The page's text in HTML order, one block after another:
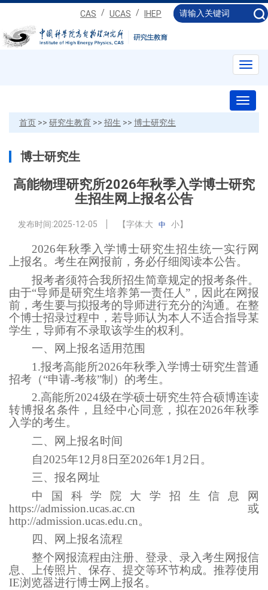
CAS / UCAS / IHEP
Toggle
首页 >> 研究生教育 >> 招生 >> 博士研究生
博士研究生
高能物理研究所2026年秋季入学博士研究
生招生网上报名公告
发布时间:2025-12-05 【字体:大 中 小】
2026年秋季入学博士研究生招生统一实行网
上报名。考生在网报前，务必仔细阅读本公告。
报考者须符合我所招生简章规定的报考条件。
由于“导师是研究生培养第一责任人”，因此在网报
前，考生要与拟报考的导师进行充分的沟通。在整
个博士招录过程中，若导师认为本人不适合指导某
学生，导师有不录取该学生的权利。
一、网上报名适用范围
1.报考高能所2026年秋季入学博士研究生普通
招考（“申请-考核”制）的考生。
2.高能所2024级在学硕士研究生符合硕博连读
转博报名条件，且经中心同意，拟在2026年秋季
入学的考生。
二、网上报名时间
自2025年12月8日至2026年1月2日。
三、报名网址
中国科学院大学招生信息网
https://admission.ucas.ac.cn或
http://admission.ucas.edu.cn。
四、网上报名流程
整个网报流程由注册、登录、录入考生网报信
息、上传照片、保存、提交等环节构成。推荐使用
IE浏览器进行博士网上报名。